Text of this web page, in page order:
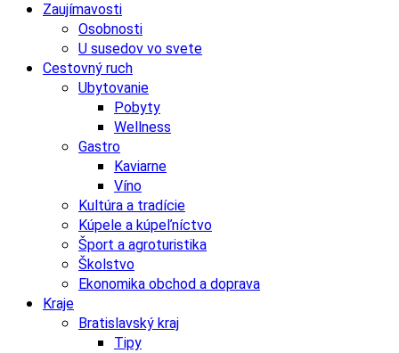
Zaujímavosti
Osobnosti
U susedov vo svete
Cestovný ruch
Ubytovanie
Pobyty
Wellness
Gastro
Kaviarne
Víno
Kultúra a tradície
Kúpele a kúpeľníctvo
Šport a agroturistika
Školstvo
Ekonomika obchod a doprava
Kraje
Bratislavský kraj
Tipy